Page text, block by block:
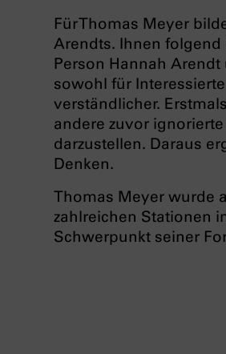
Für Thomas Meyer
Arendts. Ihnen folgend
Person Hannah Arendt
sowohl für Interessierte
verständlicher.
andere zuvor
darzustellen. Daraus
Denken.
Thomas Meyer wurde
zahlreichen Stationen
Schwerpunkt seiner